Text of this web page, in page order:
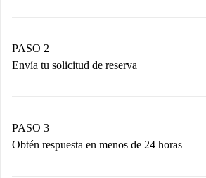
Tienes toda la información necesaria
PASO 2
Envía tu solicitud de reserva
propietario acepte.
PASO 3
Obtén respuesta en menos de 24 horas